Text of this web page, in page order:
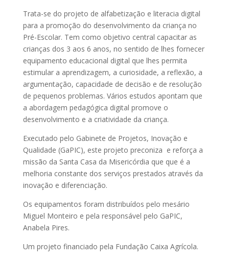
Trata-se do projeto de alfabetização e literacia digital
para a promoção do desenvolvimento da criança no
Pré-Escolar. Tem como objetivo central capacitar as
crianças dos 3 aos 6 anos, no sentido de lhes fornecer
equipamento educacional digital que lhes permita
estimular a aprendizagem, a curiosidade, a reflexão, a
argumentação, capacidade de decisão e de resolução
de pequenos problemas. Vários estudos apontam que
a abordagem pedagógica digital promove o
desenvolvimento e a criatividade da criança.
Executado pelo Gabinete de Projetos, Inovação e
Qualidade (GaPIC), este projeto preconiza e reforça a
missão da Santa Casa da Misericórdia que que é a
melhoria constante dos serviços prestados através da
inovação e diferenciação.
Os equipamentos foram distribuídos pelo mesário
Miguel Monteiro e pela responsável pelo GaPIC,
Anabela Pires.
Um projeto financiado pela Fundação Caixa Agrícola.